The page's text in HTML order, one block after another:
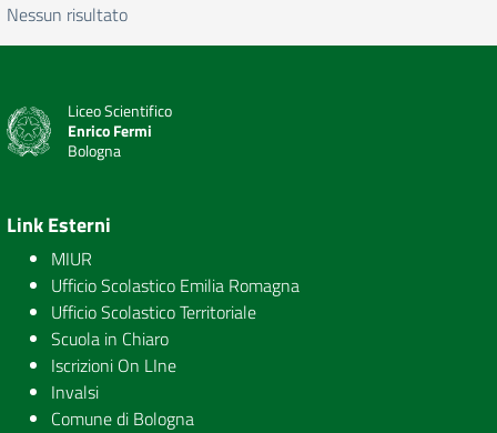
Nessun risultato
Liceo Scientifico
Enrico Fermi
Bologna
Link Esterni
MIUR
Ufficio Scolastico Emilia Romagna
Ufficio Scolastico Territoriale
Scuola in Chiaro
Iscrizioni On LIne
Invalsi
Comune di Bologna